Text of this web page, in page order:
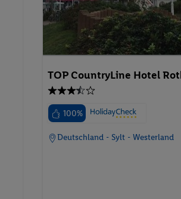
TOP CountryLine Hotel
100%
Deutschland - Sylt - Westerland